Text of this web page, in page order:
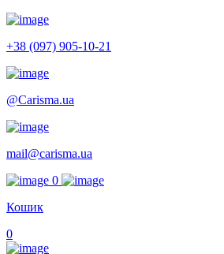
+38 (097) 905-10-21
@Carisma.ua
mail@carisma.ua
0
Кошик
0